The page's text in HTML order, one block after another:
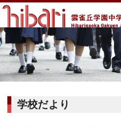
学校だより